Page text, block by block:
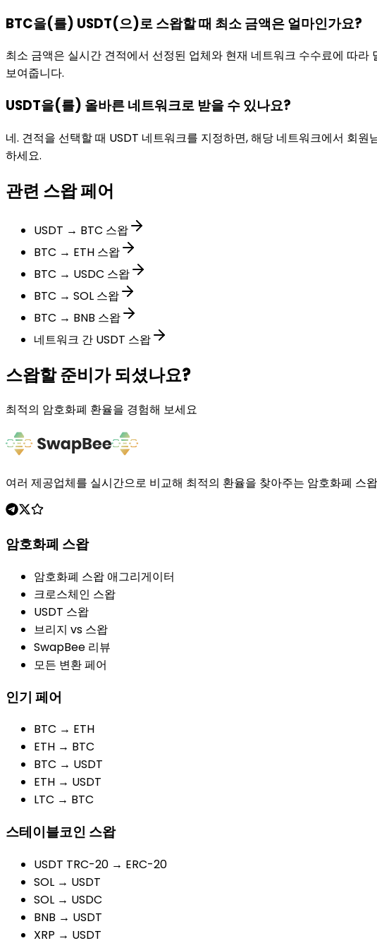
BTC을(를) USDT(으)로 스왑할 때 최소 금액은 얼마인가요?
최소 금액은 실시간 견적에서 선정된 업체와 현재 네트워크 수수료에 따
보여줍니다.
USDT을(를) 올바른 네트워크로 받을 수 있나요?
네. 견적을 선택할 때 USDT 네트워크를 지정하면, 해당 네트워크에서 회
하세요.
관련 스왑 페어
USDT → BTC 스왑
BTC → ETH 스왑
BTC → USDC 스왑
BTC → SOL 스왑
BTC → BNB 스왑
네트워크 간 USDT 스왑
스왑할 준비가 되셨나요?
최적의 암호화폐 환율을 경험해 보세요
여러 제공업체를 실시간으로 비교해 최적의 환율을 찾아주는 암호화폐 스
암호화폐 스왑
암호화폐 스왑 애그리게이터
크로스체인 스왑
USDT 스왑
브리지 vs 스왑
SwapBee 리뷰
모든 변환 페어
인기 페어
BTC → ETH
ETH → BTC
BTC → USDT
ETH → USDT
LTC → BTC
스테이블코인 스왑
USDT TRC-20 → ERC-20
SOL → USDT
SOL → USDC
BNB → USDT
XRP → USDT